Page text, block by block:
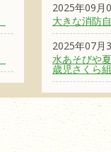
2025年09月
大きな消防
2025年07月
水あそびや
歳児さくら